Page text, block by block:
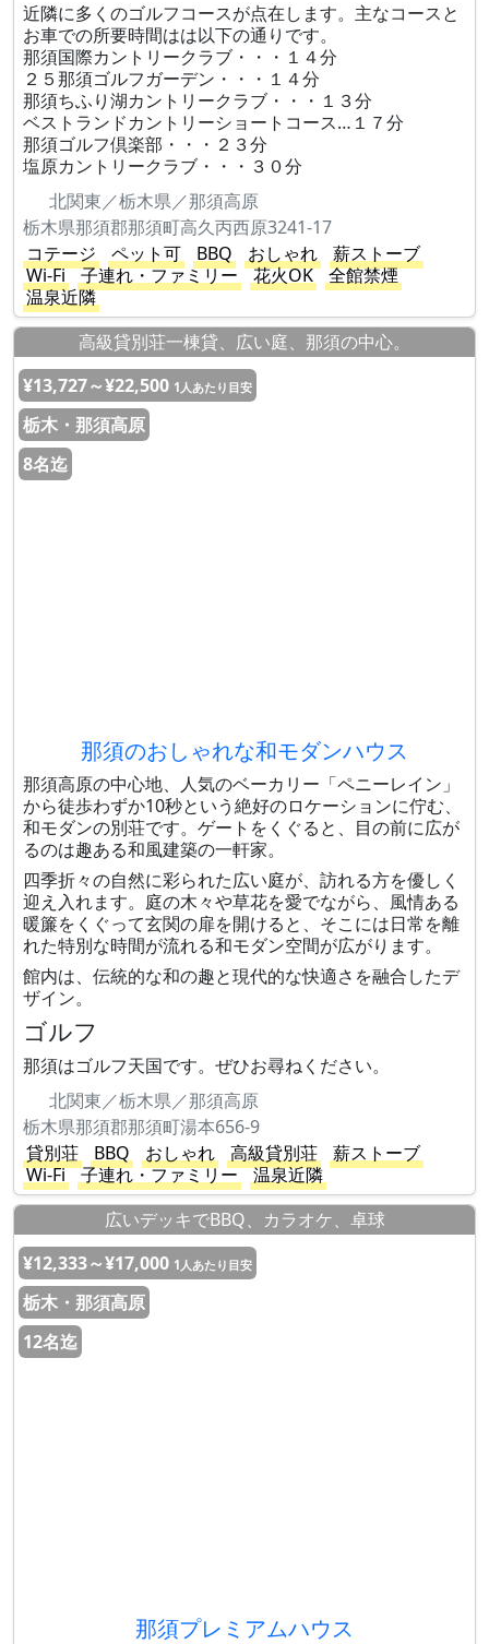
近隣に多くのゴルフコースが点在します。主なコースと
お車での所要時間はは以下の通りです。
那須国際カントリークラブ・・・１４分
２５那須ゴルフガーデン・・・１４分
那須ちふり湖カントリークラブ・・・１３分
ベストランドカントリーショートコース…１７分
那須ゴルフ倶楽部・・・２３分
塩原カントリークラブ・・・３０分
北関東／栃木県／那須高原
栃木県那須郡那須町高久丙西原3241-17
コテージ
ペット可 BBQ おしゃれ
薪ストーブ
Wi-Fi
子連れ・ファミリー 花火OK
全館禁煙
温泉近隣
高級貸別荘一棟貸、広い庭、那須の中心。
¥13,727～¥22,500 1人あたり目安
栃木・那須高原
8名迄
那須のおしゃれな和モダンハウス
那須高原の中心地、人気のベーカリー「ペニーレイン」
から徒歩わずか10秒という絶好のロケーションに佇む、
和モダンの別荘です。ゲートをくぐると、目の前に広が
るのは趣ある和風建築の一軒家。
四季折々の自然に彩られた広い庭が、訪れる方を優しく
迎え入れます。庭の木々や草花を愛でながら、風情ある
暖簾をくぐって玄関の扉を開けると、そこには日常を離
れた特別な時間が流れる和モダン空間が広がります。
館内は、伝統的な和の趣と現代的な快適さを融合したデ
ザイン。
ゴルフ
那須はゴルフ天国です。ぜひお尋ねください。
北関東／栃木県／那須高原
栃木県那須郡那須町湯本656-9
貸別荘
BBQ おしゃれ 高級貸別荘
薪ストーブ
Wi-Fi
子連れ・ファミリー
温泉近隣
広いデッキでBBQ、カラオケ、卓球
¥12,333～¥17,000 1人あたり目安
栃木・那須高原
12名迄
那須プレミアムハウス